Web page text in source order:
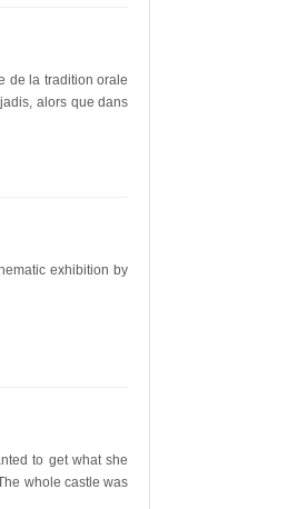
de la tradition orale
alors que dans
exhibition by
to get what she
whole castle was